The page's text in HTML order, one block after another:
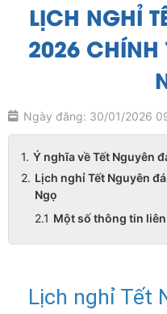
LỊCH NGHỈ
2026 CHÍNH
Ngày đăng: 30/01/2026
Ý nghĩa về Tết Nguyên
Lịch nghỉ Tết Nguyên
Ngọ
Một số thông tin
Lịch nghỉ Tết